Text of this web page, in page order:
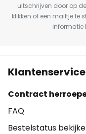
uitschrijven door op
klikken of een mailtje te
informatie
Klantenservice
Contract
FAQ
Bestelstatus